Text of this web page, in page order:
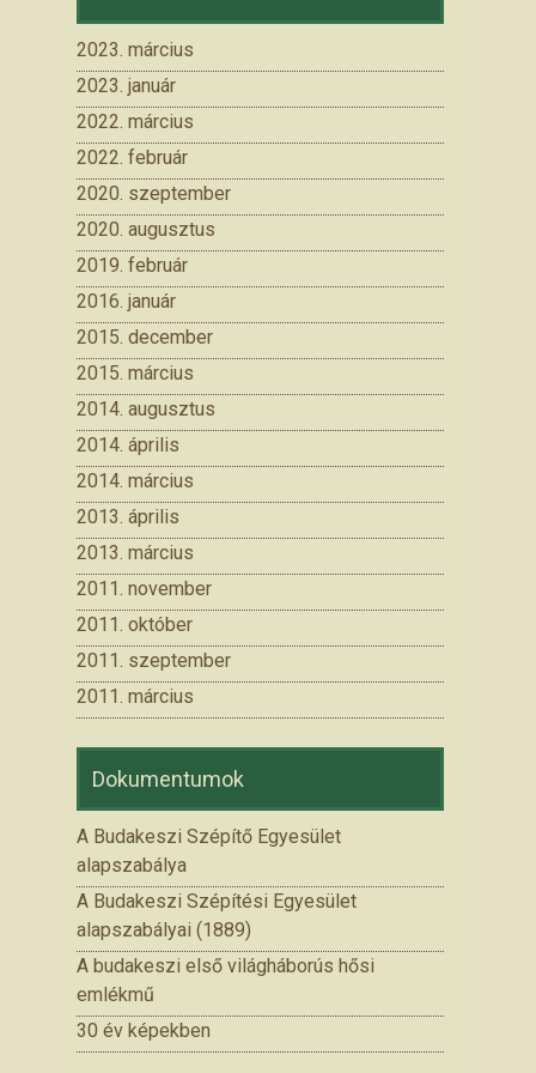
2023. március
2023. január
2022. március
2022. február
2020. szeptember
2020. augusztus
2019. február
2016. január
2015. december
2015. március
2014. augusztus
2014. április
2014. március
2013. április
2013. március
2011. november
2011. október
2011. szeptember
2011. március
Dokumentumok
A Budakeszi Szépítő Egyesület
alapszabálya
A Budakeszi Szépítési Egyesület
alapszabályai (1889)
A budakeszi első világháborús hősi
emlékmű
30 év képekben